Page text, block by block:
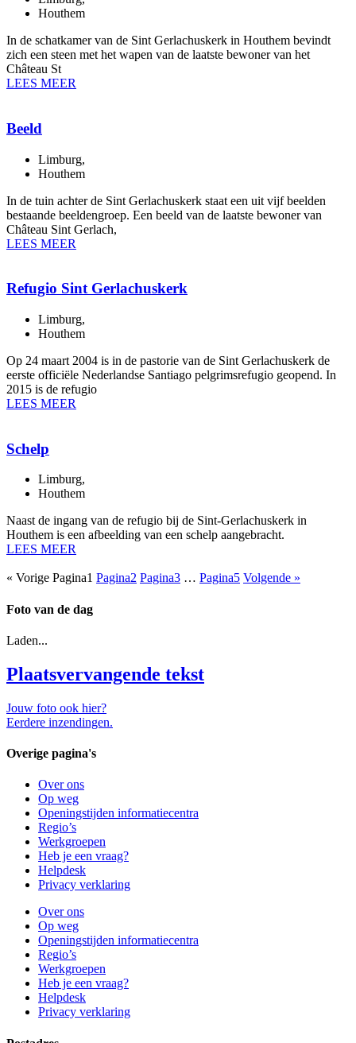
Houthem
In de schatkamer van de Sint Gerlachuskerk in Houthem bevindt
zich een steen met het wapen van de laatste bewoner van het
Château St
LEES MEER
Beeld
Limburg,
Houthem
In de tuin achter de Sint Gerlachuskerk staat een uit vijf beelden
bestaande beeldengroep. Een beeld van de laatste bewoner van
Château Sint Gerlach,
LEES MEER
Refugio Sint Gerlachuskerk
Limburg,
Houthem
Op 24 maart 2004 is in de pastorie van de Sint Gerlachuskerk de
eerste officiële Nederlandse Santiago pelgrimsrefugio geopend. In
2015 is de refugio
LEES MEER
Schelp
Limburg,
Houthem
Naast de ingang van de refugio bij de Sint-Gerlachuskerk in
Houthem is een afbeelding van een schelp aangebracht.
LEES MEER
« Vorige Pagina1 Pagina2 Pagina3 … Pagina5 Volgende »
Foto van de dag
Laden...
Plaatsvervangende tekst
Jouw foto ook hier?
Eerdere inzendingen.
Overige pagina's
Over ons
Op weg
Openingstijden informatiecentra
Regio’s
Werkgroepen
Heb je een vraag?
Helpdesk
Privacy verklaring
Over ons
Op weg
Openingstijden informatiecentra
Regio’s
Werkgroepen
Heb je een vraag?
Helpdesk
Privacy verklaring